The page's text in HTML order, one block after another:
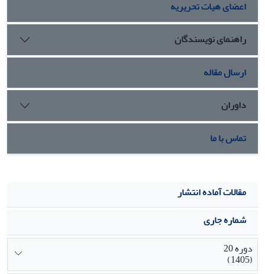
برای جداول پیشایندی سه طرفه انجام
گرفته است
اعضای هیات تحریریه
راهنمای نویسندگان
ارسال مقاله
داوران
تماس با ما
مقالات آماده انتشار
شماره جاری
دوره 20
(1405)